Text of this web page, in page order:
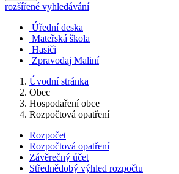
rozšířené vyhledávání
Úřední deska
Mateřská škola
Hasiči
Zpravodaj Maliní
Úvodní stránka
Obec
Hospodaření obce
Rozpočtová opatření
Rozpočet
Rozpočtová opatření
Závěrečný účet
Střednědobý výhled rozpočtu